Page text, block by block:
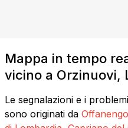
Mappa in tempo
vicino a Orzinuovi,
Le segnalazioni e i
sono originati da Offanengo